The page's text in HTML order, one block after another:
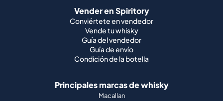
Vender en Spiritory
Conviértete en vendedor
Vende tu whisky
Guía del vendedor
Guía de envío
Condición de la botella
Principales marcas de whisky
Macallan